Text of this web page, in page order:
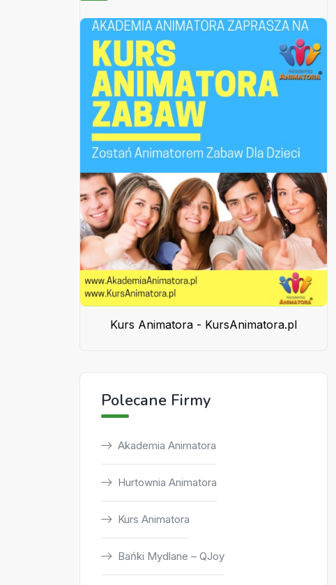
Kurs Animatora - KursAnimatora.pl
Polecane Firmy
Akademia Animatora
Hurtownia Animatora
Kurs Animatora
Bańki Mydlane – QJoy